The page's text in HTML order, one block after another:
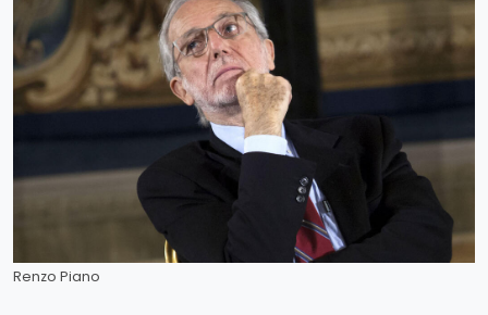
Renzo Piano